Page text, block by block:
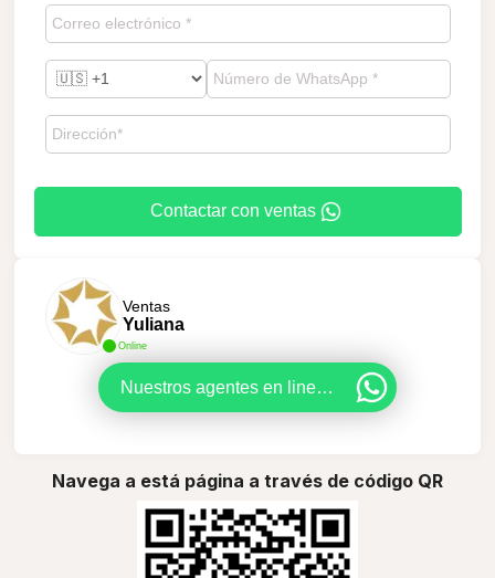
Contactar con ventas
Online
Ventas
Yuliana
Nuestros agentes en linea. Listos para asesorarle
Navega a está página a través de código QR